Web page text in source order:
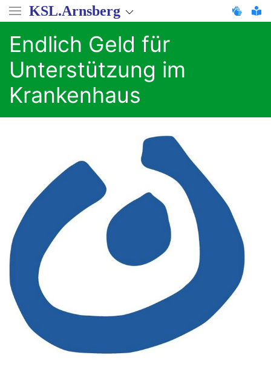
Direkt
zum
Inhalt
KSL.Arnsberg
Endlich Geld für
Unterstützung im
Krankenhaus